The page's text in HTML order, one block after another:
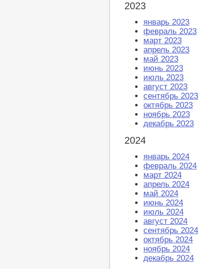
2023
январь 2023
февраль 2023
март 2023
апрель 2023
май 2023
июнь 2023
июль 2023
август 2023
сентябрь 2023
октябрь 2023
ноябрь 2023
декабрь 2023
2024
январь 2024
февраль 2024
март 2024
апрель 2024
май 2024
июнь 2024
июль 2024
август 2024
сентябрь 2024
октябрь 2024
ноябрь 2024
декабрь 2024